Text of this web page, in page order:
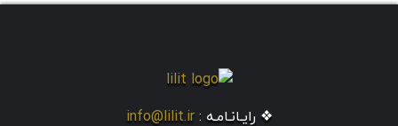
❖ رایـانـامـه : info@lilit.ir